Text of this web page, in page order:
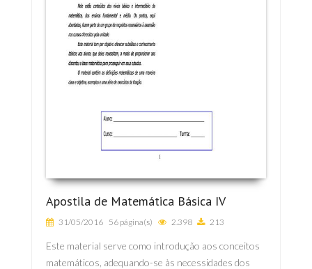
Apostila de Matemática Básica IV
31/05/2016 56 página(s) 2.398 213
Este material serve como introdução aos conceitos
matemáticos, adequando-se às necessidades dos